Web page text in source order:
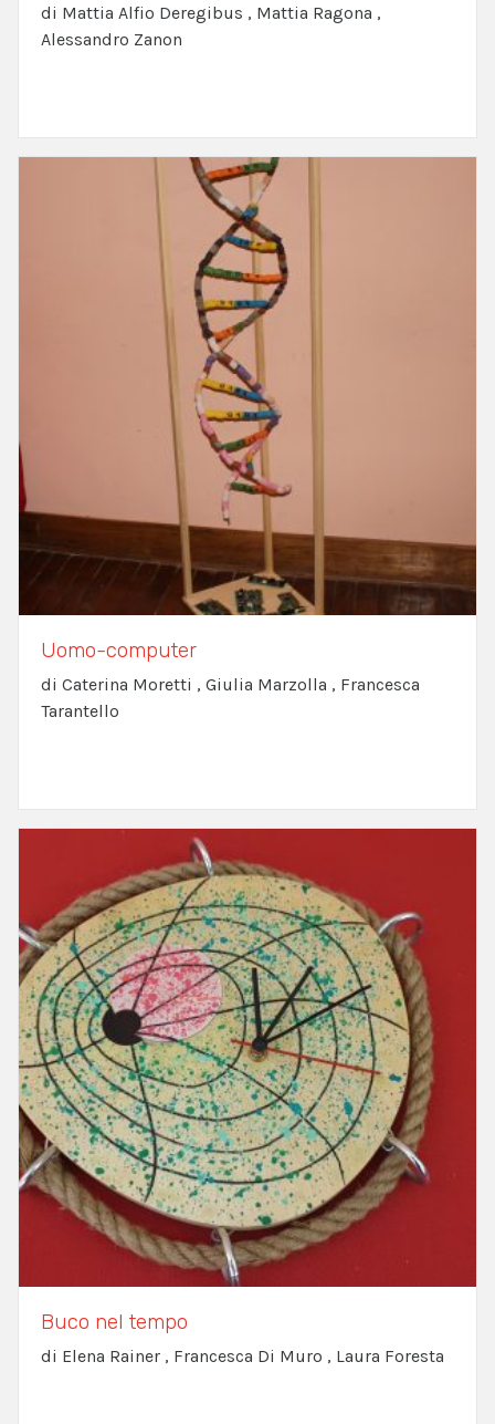
di Mattia Alfio Deregibus , Mattia Ragona ,
Alessandro Zanon
Uomo-computer
di Caterina Moretti , Giulia Marzolla , Francesca
Tarantello
Buco nel tempo
di Elena Rainer , Francesca Di Muro , Laura Foresta